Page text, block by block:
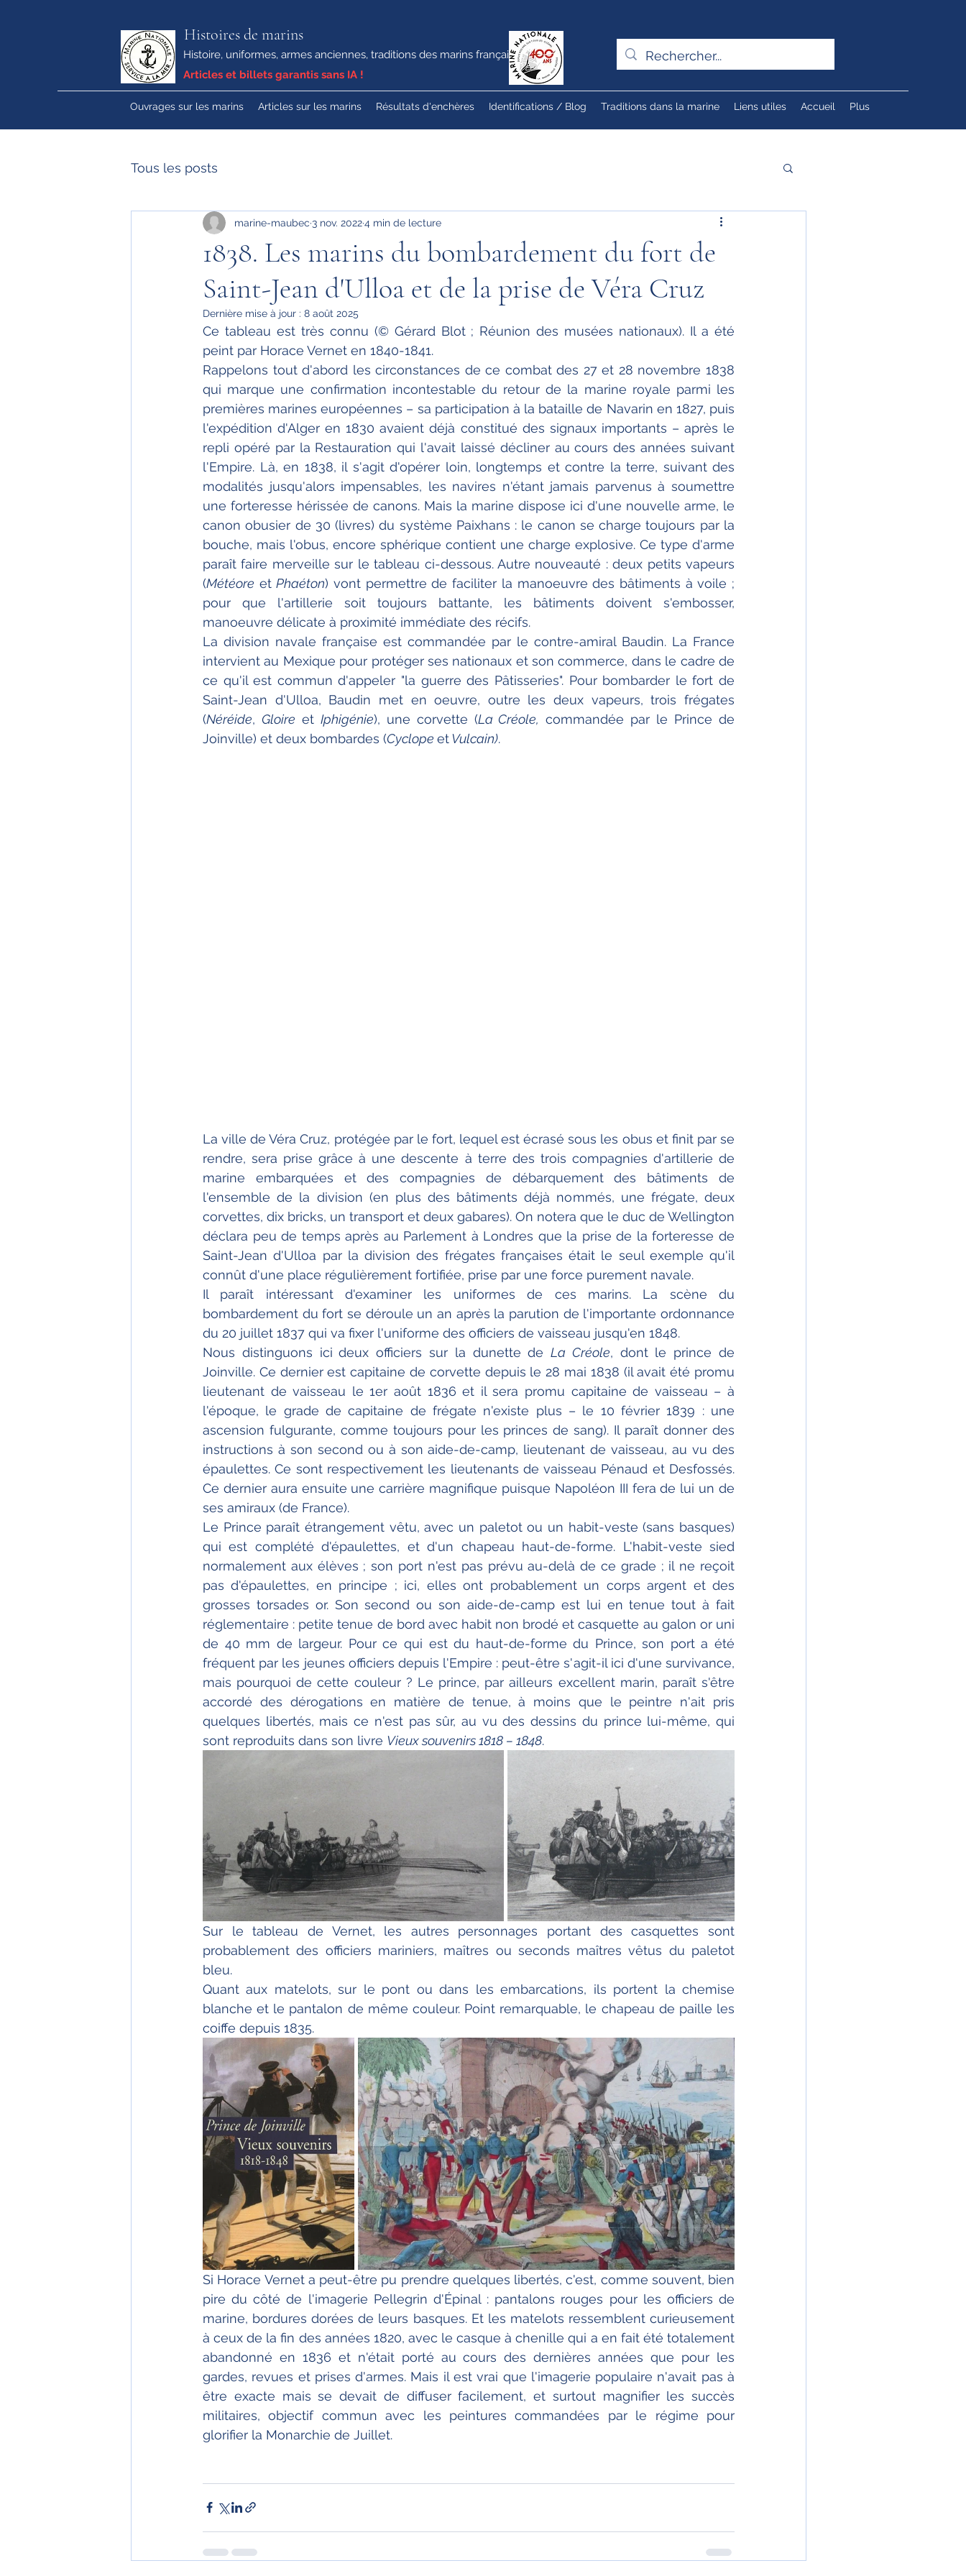
Histoires de marins
Histoire, uniformes, armes anciennes, traditions des marins français
Articles et billets garantis sans IA !
Ouvrages sur les marins Articles sur les marins Résultats d'enchères Identifications / Blog Traditions dans la marine Liens utiles Accueil Plus
Tous les posts
1838. Les marins du bombardement du fort de
Saint-Jean d'Ulloa et de la prise de Véra Cruz
marine-maubec 3 nov. 20224 min de lecture
Dernière mise à jour : 8 août 2025
Ce tableau est très connu (© Gérard Blot ; Réunion des musées nationaux). Il a été
peint par Horace Vernet en 1840-1841.
Rappelons tout d'abord les circonstances de ce combat des 27 et 28 novembre 1838
qui marque une confirmation incontestable du retour de la marine royale parmi les
premières marines européennes – sa participation à la bataille de Navarin en 1827, puis
l'expédition d'Alger en 1830 avaient déjà constitué des signaux importants – après le
repli opéré par la Restauration qui l'avait laissé décliner au cours des années suivant
l'Empire. Là, en 1838, il s'agit d'opérer loin, longtemps et contre la terre, suivant des
modalités jusqu'alors impensables, les navires n'étant jamais parvenus à soumettre
une forteresse hérissée de canons. Mais la marine dispose ici d'une nouvelle arme, le
canon obusier de 30 (livres) du système Paixhans : le canon se charge toujours par la
bouche, mais l'obus, encore sphérique contient une charge explosive. Ce type d'arme
paraît faire merveille sur le tableau ci-dessous. Autre nouveauté : deux petits vapeurs
(Météore et Phaéton) vont permettre de faciliter la manoeuvre des bâtiments à voile ;
pour que l'artillerie soit toujours battante, les bâtiments doivent s'embosser,
manoeuvre délicate à proximité immédiate des récifs.
La division navale française est commandée par le contre-amiral Baudin. La France
intervient au Mexique pour protéger ses nationaux et son commerce, dans le cadre de
ce qu'il est commun d'appeler "la guerre des Pâtisseries". Pour bombarder le fort de
Saint-Jean d'Ulloa, Baudin met en oeuvre, outre les deux vapeurs, trois frégates
(Néréide, Gloire et Iphigénie), une corvette (La Créole, commandée par le Prince de
Joinville) et deux bombardes (Cyclope et Vulcain).
La ville de Véra Cruz, protégée par le fort, lequel est écrasé sous les obus et finit par se
rendre, sera prise grâce à une descente à terre des trois compagnies d'artillerie de
marine embarquées et des compagnies de débarquement des bâtiments de
l'ensemble de la division (en plus des bâtiments déjà nommés, une frégate, deux
corvettes, dix bricks, un transport et deux gabares). On notera que le duc de Wellington
déclara peu de temps après au Parlement à Londres que la prise de la forteresse de
Saint-Jean d'Ulloa par la division des frégates françaises était le seul exemple qu'il
connût d'une place régulièrement fortifiée, prise par une force purement navale.
Il paraît intéressant d'examiner les uniformes de ces marins. La scène du
bombardement du fort se déroule un an après la parution de l'importante ordonnance
du 20 juillet 1837 qui va fixer l'uniforme des officiers de vaisseau jusqu'en 1848.
Nous distinguons ici deux officiers sur la dunette de La Créole, dont le prince de
Joinville. Ce dernier est capitaine de corvette depuis le 28 mai 1838 (il avait été promu
lieutenant de vaisseau le 1er août 1836 et il sera promu capitaine de vaisseau – à
l'époque, le grade de capitaine de frégate n'existe plus – le 10 février 1839 : une
ascension fulgurante, comme toujours pour les princes de sang). Il paraît donner des
instructions à son second ou à son aide-de-camp, lieutenant de vaisseau, au vu des
épaulettes. Ce sont respectivement les lieutenants de vaisseau Pénaud et Desfossés.
Ce dernier aura ensuite une carrière magnifique puisque Napoléon III fera de lui un de
ses amiraux (de France).
Le Prince paraît étrangement vêtu, avec un paletot ou un habit-veste (sans basques)
qui est complété d'épaulettes, et d'un chapeau haut-de-forme. L'habit-veste sied
normalement aux élèves ; son port n'est pas prévu au-delà de ce grade ; il ne reçoit
pas d'épaulettes, en principe ; ici, elles ont probablement un corps argent et des
grosses torsades or. Son second ou son aide-de-camp est lui en tenue tout à fait
réglementaire : petite tenue de bord avec habit non brodé et casquette au galon or uni
de 40 mm de largeur. Pour ce qui est du haut-de-forme du Prince, son port a été
fréquent par les jeunes officiers depuis l'Empire : peut-être s'agit-il ici d'une survivance,
mais pourquoi de cette couleur ? Le prince, par ailleurs excellent marin, paraît s'être
accordé des dérogations en matière de tenue, à moins que le peintre n'ait pris
quelques libertés, mais ce n'est pas sûr, au vu des dessins du prince lui-même, qui
sont reproduits dans son livre Vieux souvenirs 1818 – 1848.
Sur le tableau de Vernet, les autres personnages portant des casquettes sont
probablement des officiers mariniers, maîtres ou seconds maîtres vêtus du paletot
bleu.
Quant aux matelots, sur le pont ou dans les embarcations, ils portent la chemise
blanche et le pantalon de même couleur. Point remarquable, le chapeau de paille les
coiffe depuis 1835.
Si Horace Vernet a peut-être pu prendre quelques libertés, c'est, comme souvent, bien
pire du côté de l'imagerie Pellegrin d'Épinal : pantalons rouges pour les officiers de
marine, bordures dorées de leurs basques. Et les matelots ressemblent curieusement
à ceux de la fin des années 1820, avec le casque à chenille qui a en fait été totalement
abandonné en 1836 et n'était porté au cours des dernières années que pour les
gardes, revues et prises d'armes. Mais il est vrai que l'imagerie populaire n'avait pas à
être exacte mais se devait de diffuser facilement, et surtout magnifier les succès
militaires, objectif commun avec les peintures commandées par le régime pour
glorifier la Monarchie de Juillet.